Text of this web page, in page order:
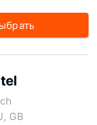
GB